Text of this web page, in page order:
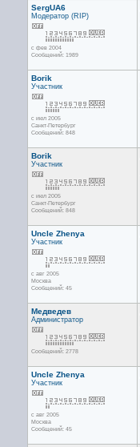
SergUA6
Модератор (RIP)
с фев 2004
Сообщений: 1989
Borik
Участник
с июл 2005
Санкт-Петербург
Сообщений: 848
Borik
Участник
с июл 2005
Санкт-Петербург
Сообщений: 848
Uncle Zhenya
Участник
с авг 2005
Москва
Сообщений: 45
Медведев
Администратор
Сообщений: 2778
Uncle Zhenya
Участник
с авг 2005
Москва
Сообщений: 45